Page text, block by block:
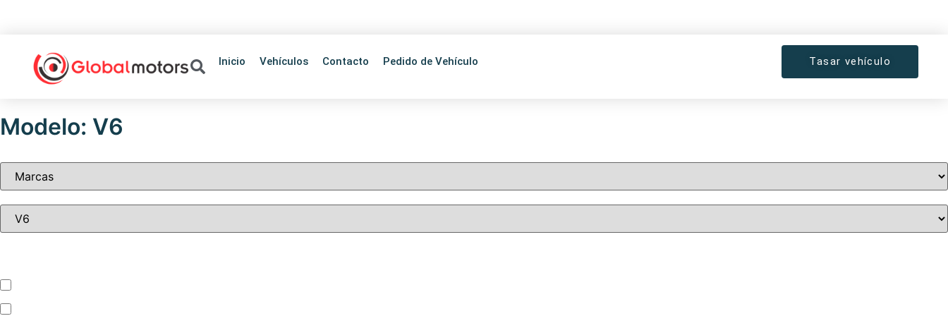
Inicio Vehículos Contacto Pedido de Vehículo Tasar vehículo
Modelo: V6